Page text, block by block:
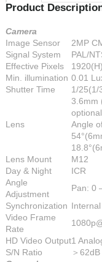
Product
Camera
Image Sensor
2MP
Signal System
PAL/
Effective Pixels
Min. illumination 0.01
Shutter Time
1/25(1/
Lens
3.6mm
Angle
Lens Mount
M12
Day & Night
ICR
Angle
Adjustment
Pan: 0
Synchronization
Video Frame
Rate
HD Video Output1
S/N Ratio
＞62dB